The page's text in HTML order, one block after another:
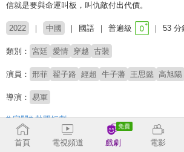
信就是要與命運叫板，叫仇敵付出代價。
2022 中國 國語 普遍級 53 分
類別： 宮廷 愛情 穿越 古裝
演員： 邢菲 翟子路 經超 牛子藩 王思懿 高旭陽
導演： 易軍
# 宅鬥# 熱門短劇
首頁 電視頻道 戲劇 電影